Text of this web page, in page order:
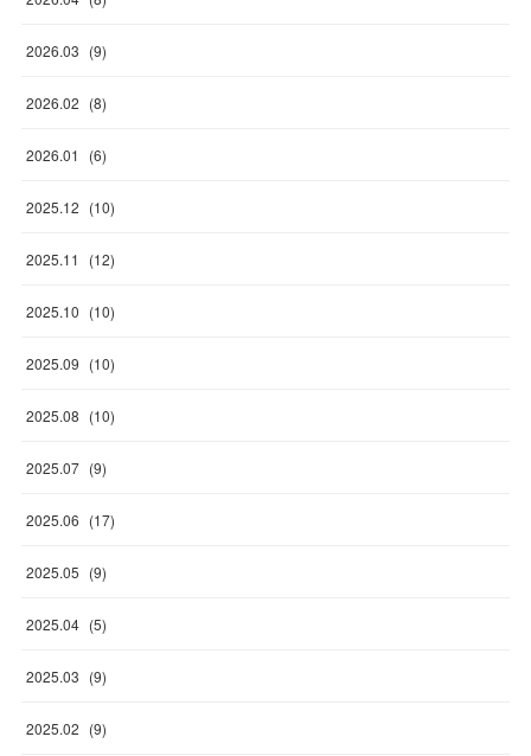
2026.03 (9)
2026.02 (8)
2026.01 (6)
2025.12 (10)
2025.11 (12)
2025.10 (10)
2025.09 (10)
2025.08 (10)
2025.07 (9)
2025.06 (17)
2025.05 (9)
2025.04 (5)
2025.03 (9)
2025.02 (9)